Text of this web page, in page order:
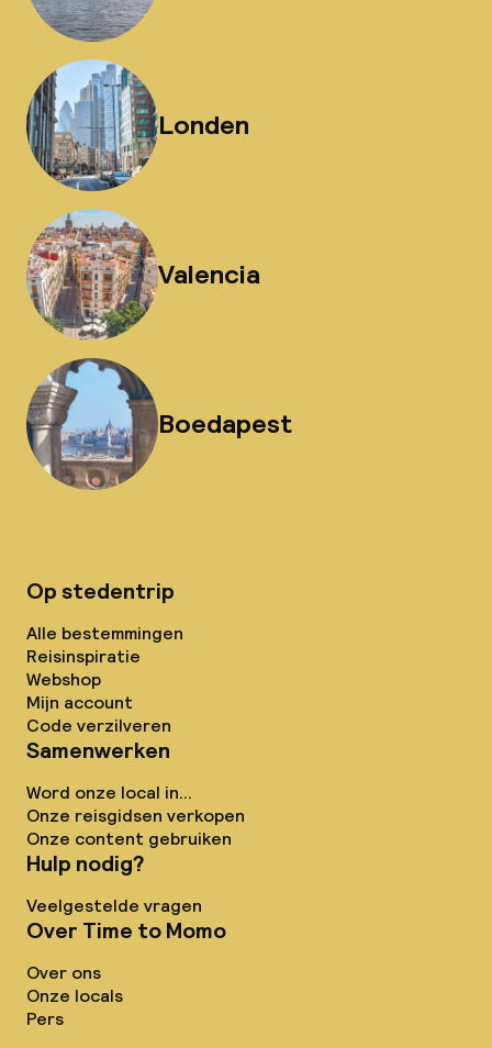
Londen
Valencia
Boedapest
Op stedentrip
Alle bestemmingen
Reisinspiratie
Webshop
Mijn account
Code verzilveren
Samenwerken
Word onze local in...
Onze reisgidsen verkopen
Onze content gebruiken
Hulp nodig?
Veelgestelde vragen
Over Time to Momo
Over ons
Onze locals
Pers